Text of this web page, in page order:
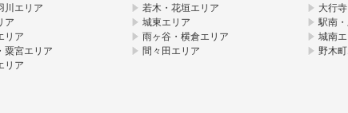
川エリア
若木・花垣エリア
大行
ア
城東エリア
駅南
リア
雨ヶ谷・横倉エリア
城南
粟宮エリア
間々田エリア
野木
リア